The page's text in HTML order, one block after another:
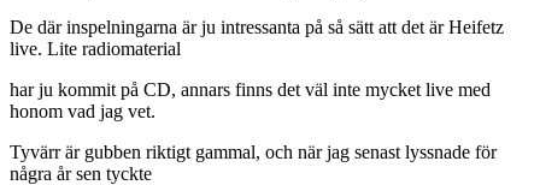
De där inspelningarna är ju intressanta på så sätt att det är Heifetz
live. Lite radiomaterial
har ju kommit på CD, annars finns det väl inte mycket live med
honom vad jag vet.
Tyvärr är gubben riktigt gammal, och när jag senast lyssnade för
några år sen tyckte